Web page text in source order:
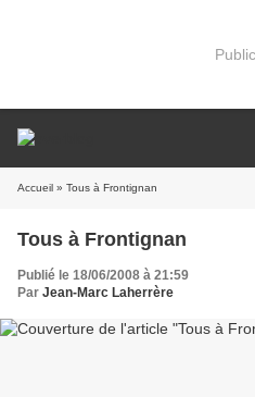
Accueil » Tous à Frontignan
Tous à Frontignan
Publié le 18/06/2008 à 21:59
Par Jean-Marc Laherrère